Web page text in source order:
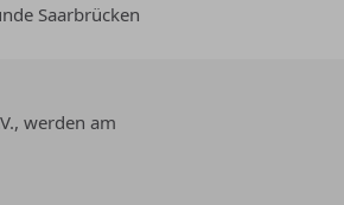
Saarbrücken
werden am